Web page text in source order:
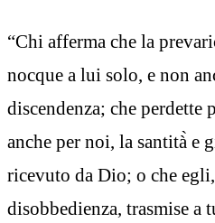
“Chi afferma che la
nocque a lui solo, e non
discendenza; che perdette
anche per noi, la santità̀ e
ricevuto da Dio; o che
disobbedienza, trasmise a